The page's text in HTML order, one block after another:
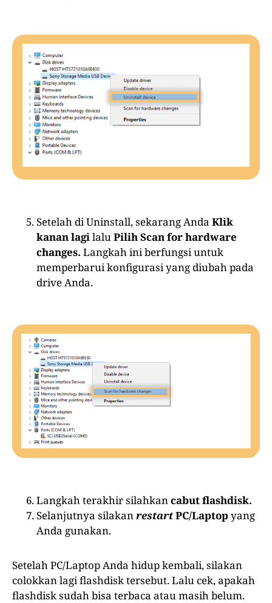
Setelah di Uninstall, sekarang Anda Klik
kanan lagilaluPilih Scan for hardware
changes. Langkah ini berfungsi untuk
memperbarui konfigurasi yang diubah pada
drive Anda.
Langkah terakhir silahkancabut flashdisk.
Selanjutnya silakanrestartPC/Laptopyang
Anda gunakan.
Setelah PC/Laptop Anda hidup kembali, silakan
colokkan lagi flashdisk tersebut. Lalu cek, apakah
flashdisk sudah bisa terbaca atau masih belum.